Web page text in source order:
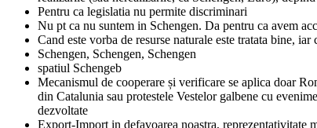
Pentru ca legislatia nu permite discriminari
Nu pt ca nu suntem in Schengen. Da pentru ca avem
Cand este vorba de resurse naturale este tratata bine,
Schengen, Schengen, Schengen
spatiul Schengeb
Mecanismul de cooperare și verificare se aplica doar
din Catalunia sau protestele Vestelor galbene cu
dezvoltate
Export-Import in defavoarea noastra, reprezentativitate